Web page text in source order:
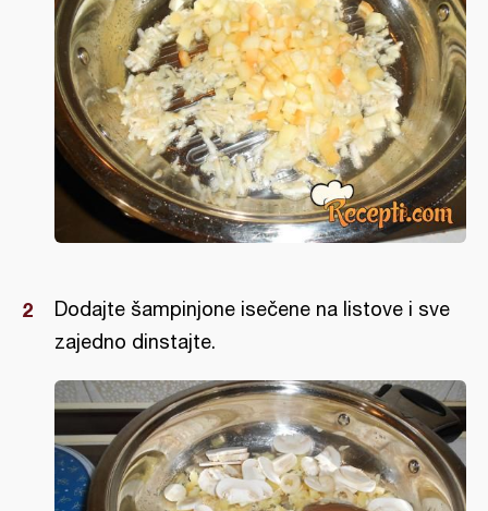
Dodajte šampinjone isečene na listove i sve
zajedno dinstajte.